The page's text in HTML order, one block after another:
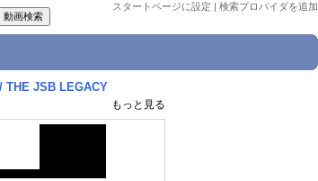
スタートページに設定 | 検索プロバイダを追加
JSB LEGACY
もっと見る